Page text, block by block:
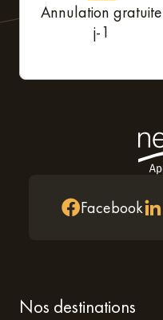
Annulation gratuite
j-1
Facebook
Nos destinations